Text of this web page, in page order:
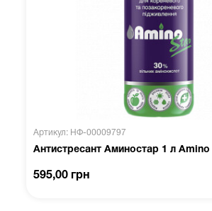
Артикул: НФ-00009797
Антистресант Аминостар 1 л Amino
595,00 грн